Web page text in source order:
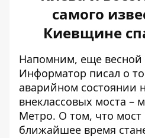
самого
Киевщине
Напомним, еще весной
Информатор писал о
аварийном состоянии
внеклассовых моста –
Метро. О том, что
ближайшее время